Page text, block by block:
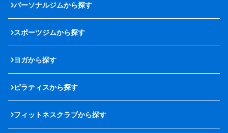
パーソナルジムから探す
スポーツジムから探す
ヨガから探す
ピラティスから探す
フィットネスクラブから探す